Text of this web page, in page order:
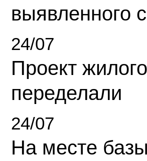
выявленного
24/07
Проект
переделали
24/07
На месте